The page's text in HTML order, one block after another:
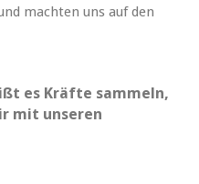
machten uns auf den
es Kräfte sammeln,
mit unseren